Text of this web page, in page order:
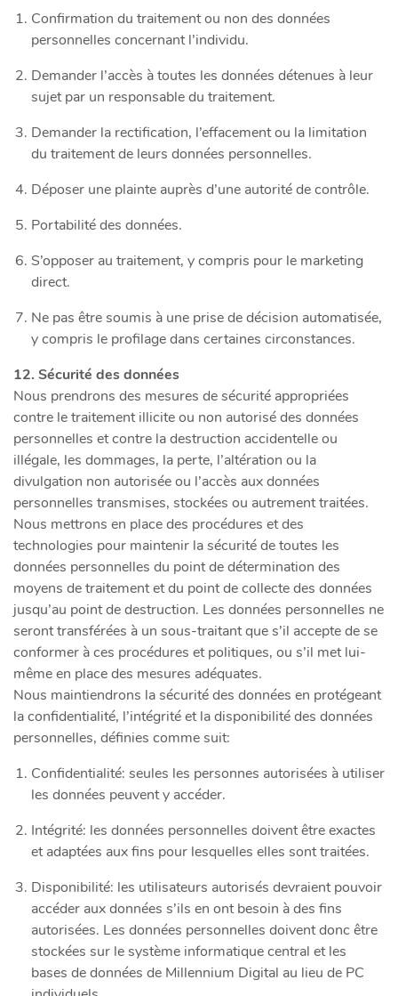
Confirmation du traitement ou non des données
personnelles concernant l’individu.
Demander l’accès à toutes les données détenues à leur
sujet par un responsable du traitement.
Demander la rectification, l’effacement ou la limitation
du traitement de leurs données personnelles.
Déposer une plainte auprès d’une autorité de contrôle.
Portabilité des données.
S’opposer au traitement, y compris pour le marketing
direct.
Ne pas être soumis à une prise de décision automatisée,
y compris le profilage dans certaines circonstances.
12. Sécurité des données
Nous prendrons des mesures de sécurité appropriées
contre le traitement illicite ou non autorisé des données
personnelles et contre la destruction accidentelle ou
illégale, les dommages, la perte, l’altération ou la
divulgation non autorisée ou l’accès aux données
personnelles transmises, stockées ou autrement traitées.
Nous mettrons en place des procédures et des
technologies pour maintenir la sécurité de toutes les
données personnelles du point de détermination des
moyens de traitement et du point de collecte des données
jusqu’au point de destruction. Les données personnelles ne
seront transférées à un sous-traitant que s’il accepte de se
conformer à ces procédures et politiques, ou s’il met lui-
même en place des mesures adéquates.
Nous maintiendrons la sécurité des données en protégeant
la confidentialité, l’intégrité et la disponibilité des données
personnelles, définies comme suit:
Confidentialité: seules les personnes autorisées à utiliser
les données peuvent y accéder.
Intégrité: les données personnelles doivent être exactes
et adaptées aux fins pour lesquelles elles sont traitées.
Disponibilité: les utilisateurs autorisés devraient pouvoir
accéder aux données s’ils en ont besoin à des fins
autorisées. Les données personnelles doivent donc être
stockées sur le système informatique central et les
bases de données de Millennium Digital au lieu de PC